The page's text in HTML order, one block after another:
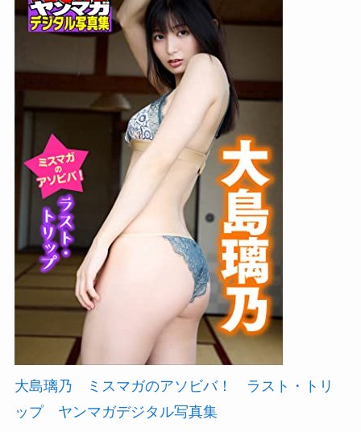
大島璃乃 ミスマガのアソビバ！ ラスト・トリ
ップ ヤンマガデジタル写真集